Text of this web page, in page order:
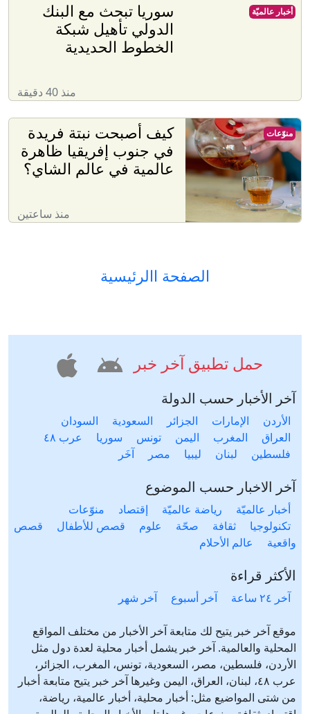
سوريا تبحث مع البنك
الدولي تأهيل شبكة
الخطوط الحديدية
منذ 40 دقيقة
أخبار عالميّة
كيف أصبحت نبتة فريدة
في جنوب إفريقيا ظاهرة
عالمية في عالم الشاي؟
منذ ساعتين
منوّعات
الصفحة االرئيسية
حمل تطبيق آخر خبر
آخر الأخبار حسب الدولة
الأردن الإمارات الجزائر السعودية
السودان
العراق
المغرب اليمن تونس سوريا
عرب ٤٨
فلسطين
لبنان ليبيا مصر آخَر
آخر الاخبار حسب الموضوع
أخبار عالميّة رياضة عالميّة إقتصاد
منوّعات
تكنولوجيا
ثقافة صحّة علوم قصص للأطفال
قصص
واقعية
عالم الأحلام
الأكثر قراءة
آخر ٢٤ ساعة آخر أسبوع آخر شهر
موقع آخر خبر يتيح لك متابعة آخر الأخبار من مختلف المواقع
المحلية والعالمية. آخر خبر يشمل أخبار محلية لعدة دول مثل
الأردن، فلسطين، مصر، السعودية، تونس، المغرب، الجزائر،
عرب ٤٨، لبنان، العراق، اليمن وغيرها آخر خبر يتيح متابعة أخبار
من شتى المواضيع مثل: أخبار محلية، أخبار عالمية، رياضة،